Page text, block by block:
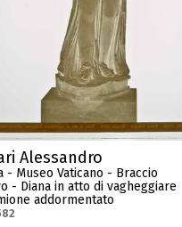
Alessandro
- Museo Vaticano - Braccio
- Diana in atto di vagheggiare
addormentato